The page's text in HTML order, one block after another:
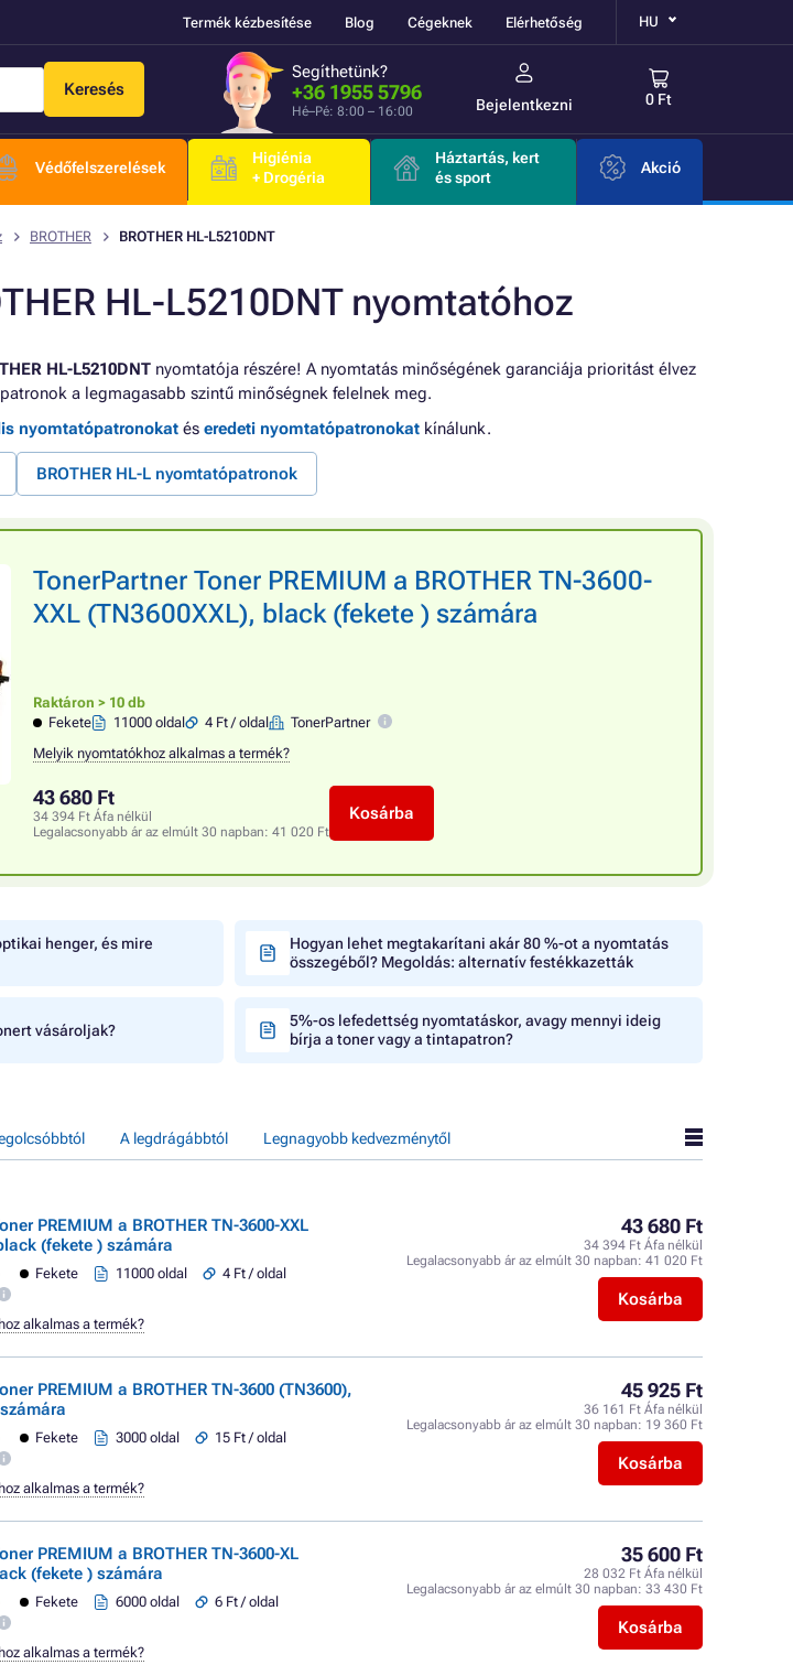
Termék kézbesítése Blog Cégeknek Elérhetőség HU
Keresés
Segíthetünk?
+36 1955 5796
Hé–Pé: 8:00 – 16:00 Bejelentkezni 0 Ft
Védőfelszerelések
Higiénia
+ Drogéria
Háztartás, kert
és sport
Akció
BROTHER BROTHER HL-L5210DNT
HL-L5210DNT nyomtatóhoz
HL-L5210DNT nyomtatója részére! A nyomtatás minőségének garanciája prioritást élvez
a legmagasabb szintű minőségnek felelnek meg.
nyomtatópatronokat és eredeti nyomtatópatronokat kínálunk.
BROTHER HL-L nyomtatópatronok
TonerPartner Toner PREMIUM a BROTHER TN-3600-
XXL (TN3600XXL), black (fekete ) számára
Raktáron > 10 db
Fekete
11000 oldal 4 Ft / oldal
TonerPartner
Melyik nyomtatókhoz alkalmas a termék?
43 680 Ft
34 394 Ft Áfa nélkül
Legalacsonyabb ár az elmúlt 30 napban: 41 020 Ft
Kosárba
henger, és mire
Hogyan lehet megtakarítani akár 80 %-ot a nyomtatás
összegéből? Megoldás: alternatív festékkazetták
vásároljak?
5%-os lefedettség nyomtatáskor, avagy mennyi ideig
bírja a toner vagy a tintapatron?
A legdrágábbtól Legnagyobb kedvezménytől
PREMIUM a BROTHER TN-3600-XXL
(fekete ) számára
Fekete 11000 oldal
4 Ft / oldal
43 680 Ft
34 394 Ft Áfa nélkül
Legalacsonyabb ár az elmúlt 30 napban: 41 020 Ft
Kosárba
alkalmas a termék?
PREMIUM a BROTHER TN-3600 (TN3600),
Fekete 3000 oldal
15 Ft / oldal
45 925 Ft
36 161 Ft Áfa nélkül
Legalacsonyabb ár az elmúlt 30 napban: 19 360 Ft
Kosárba
alkalmas a termék?
PREMIUM a BROTHER TN-3600-XL
(fekete ) számára
Fekete 6000 oldal
6 Ft / oldal
35 600 Ft
28 032 Ft Áfa nélkül
Legalacsonyabb ár az elmúlt 30 napban: 33 430 Ft
Kosárba
alkalmas a termék?